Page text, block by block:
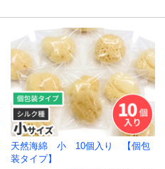
天然海綿 小 10個入り 【個包
装タイプ】